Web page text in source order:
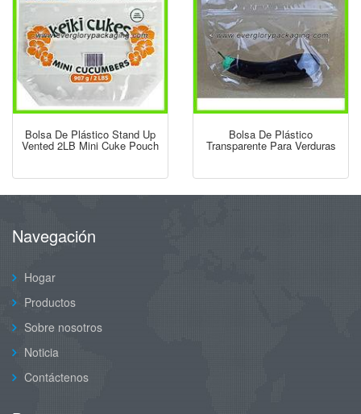
Bolsa De Plástico Stand Up
Vented 2LB Mini Cuke Pouch
Bolsa De Plástico
Transparente Para Verduras
Navegación
Hogar
Productos
Sobre nosotros
Noticia
Contáctenos